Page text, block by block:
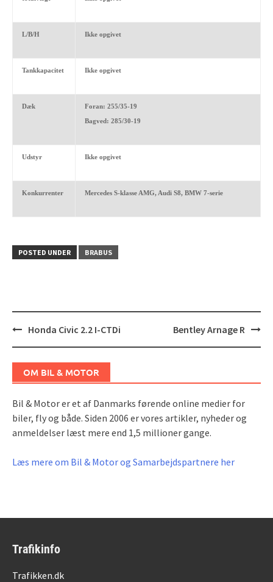
L/B/H Ikke opgivet
Tankkapacitet Ikke opgivet
Dæk Foran: 255/35-19
Bagved: 285/30-19
Udstyr Ikke opgivet
Konkurrenter Mercedes S-klasse AMG, Audi S8, BMW 7-serie
POSTED UNDER BRABUS
PostHonda Civic 2.2 I-CTDi Bentley Arnage R
OM BIL & MOTOR
Bil & Motor er et af Danmarks førende online medier for
biler, fly og både. Siden 2006 er vores artikler, nyheder og
anmeldelser læst mere end 1,5 millioner gange.
Læs mere om Bil & Motor og Samarbejdspartnere her
Trafikinfo
Trafikken.dk